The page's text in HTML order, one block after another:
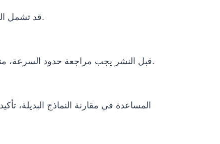
قد تشمل المشاريع الدولية التغليف، النقل، وثائق الاستيراد، متطلبات الطاقة، التدريب عن بعد، دعم التشغيل وخطة الصيانة.
قبل النشر يجب مراجعة حدود السرعة، مناطق التشغيل، الإيقاف الطارئ، الإشراف البشري، سياسات البيانات، الظروف البيئية ومتطلبات الامتثال المحلية.